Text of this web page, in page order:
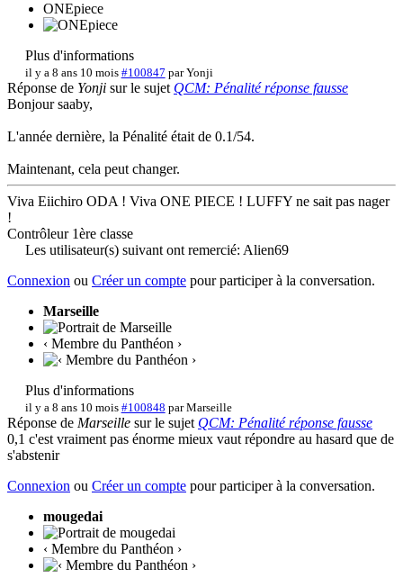
ONEpiece
Plus d'informations
il y a 8 ans 10 mois #100847 parYonji
Réponse de Yonji sur le sujet QCM: Pénalité réponse fausse
Bonjour saaby,
L'année dernière, la Pénalité était de 0.1/54.
Maintenant, cela peut changer.
Viva Eiichiro ODA ! Viva ONE PIECE ! LUFFY ne sait pas nager
!
Contrôleur 1ère classe
Les utilisateur(s) suivant ont remercié: Alien69
Connexion ou Créer un compte pour participer à la conversation.
Marseille
‹ Membre du Panthéon ›
Plus d'informations
il y a 8 ans 10 mois #100848 parMarseille
Réponse de Marseille sur le sujet QCM: Pénalité réponse fausse
0,1 c'est vraiment pas énorme mieux vaut répondre au hasard que de
s'abstenir
Connexion ou Créer un compte pour participer à la conversation.
mougedai
‹ Membre du Panthéon ›